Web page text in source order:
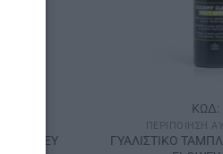
FLOWEY
ΚΩΔ:
ΠΕΡΙΠΟΊΗΣΗ
ΓΥΑΛΙΣΤΙΚΟ